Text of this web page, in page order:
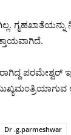
ಗೃಹಖಾತೆಯನ್ನು
ಪರಮೇಶ್ವರ್
Dr .g.parmeshwar